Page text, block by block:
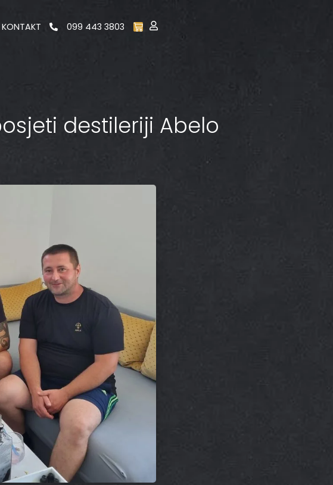
KONTAKT 099 443 3803
destileriji Abelo